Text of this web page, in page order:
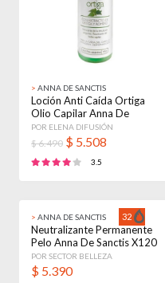
> ANNA DE SANCTIS
Loción Anti Caída Ortiga
Olio Capilar Anna De
Sanctis 110ml
POR ELENA DIFUSIÓN
$ 6.490 $ 5.508
3.5
32
> ANNA DE SANCTIS
Neutralizante Permanente
Pelo Anna De Sanctis X120
Ml
POR SECTOR BELLEZA
$ 5.390